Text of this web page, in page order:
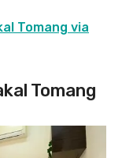
Tomang via
Tomang